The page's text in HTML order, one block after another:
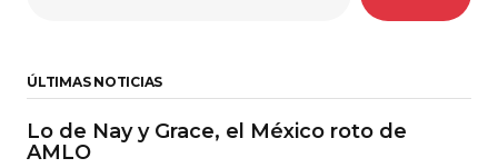
ÚLTIMAS NOTICIAS
Lo de Nay y Grace, el México roto de
AMLO